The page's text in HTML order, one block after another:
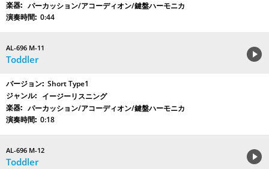
パーカッション/アコーディオン/鍵盤ハーモニカ
0:44
AL-696 M-11
Toddler
Short Type1
イージーリスニング
パーカッション/アコーディオン/鍵盤ハーモニカ
0:18
AL-696 M-12
Toddler